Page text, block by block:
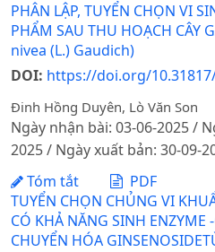
PHÂN LẬP, TUYỂN CHỌN VI
PHẨM SAU THU HOẠCH CÂY
nivea (L.) Gaudich)
DOI: https://doi.org/
Đinh Hồng Duyên, Lò Văn Son
Ngày nhận bài: 03-06-2025 /
2025 / Ngày xuất bản: 30-09-
Tóm tắt
PDF
TUYỂN CHỌN CHỦNG VI
CÓ KHẢ NĂNG SINH ENZYME
CHUYỂN HÓA